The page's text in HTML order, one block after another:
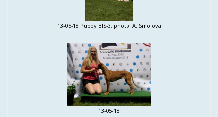
13-05-18 Puppy BIS-3, photo: A. Smolova
13-05-18